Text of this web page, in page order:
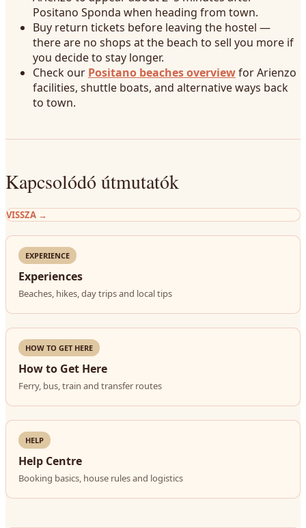
Positano Sponda when heading from town.
Buy return tickets before leaving the hostel —
there are no shops at the beach to sell you more if
you decide to stay longer.
Check our Positano beaches overviewfor Arienzo
facilities, shuttle boats, and alternative ways back
to town.
Kapcsolódó útmutatók
VISSZA →
EXPERIENCE
Experiences
Beaches, hikes, day trips and local tips
HOW TO GET HERE
How to Get Here
Ferry, bus, train and transfer routes
HELP
Help Centre
Booking basics, house rules and logistics